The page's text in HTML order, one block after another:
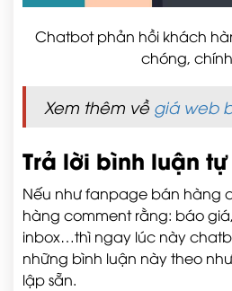
Chatbot phản hồi khách
chóng,
Xem thêm về giá web
Trả lời bình luận
Nếu như fanpage bán hàng
hàng comment rằng: báo
inbox…thì ngay lúc này
những bình luận này theo
lập sẵn.